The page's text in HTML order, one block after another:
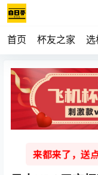
首页 杯友之家 选
来都来了，送